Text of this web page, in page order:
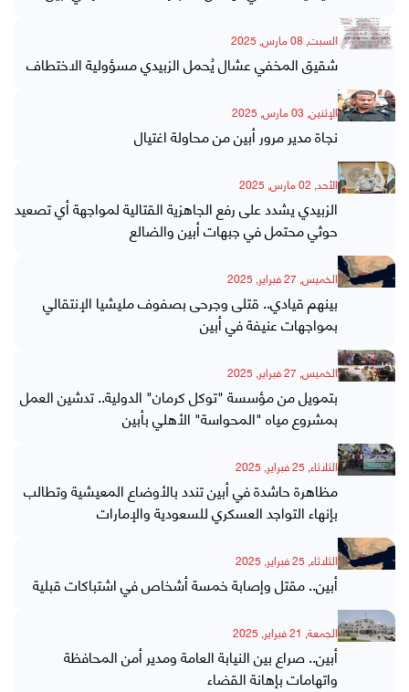
السبت, 08 مارس, 2025
شقيق المخفي عشال يُحمل الزبيدي مسؤولية الاختطاف
الإثنين, 03 مارس, 2025
نجاة مدير مرور أبين من محاولة اغتيال
الأحد, 02 مارس, 2025
الزبيدي يشدد على رفع الجاهزية القتالية لمواجهة أي تصعيد
حوثي محتمل في جبهات أبين والضالع
الخميس, 27 فبراير, 2025
بينهم قيادي.. قتلى وجرحى بصفوف مليشيا الإنتقالي
بمواجهات عنيفة في أبين
الخميس, 27 فبراير, 2025
بتمويل من مؤسسة "توكل كرمان" الدولية.. تدشين العمل
بمشروع مياه "المحواسة" الأهلي بأبين
الثلاثاء, 25 فبراير, 2025
مظاهرة حاشدة في أبين تندد بالأوضاع المعيشية وتطالب
بإنهاء التواجد العسكري للسعودية والإمارات
الثلاثاء, 25 فبراير, 2025
أبين.. مقتل وإصابة خمسة أشخاص في اشتباكات قبلية
الجمعة, 21 فبراير, 2025
أبين.. صراع بين النيابة العامة ومدير أمن المحافظة
واتهامات بإهانة القضاء